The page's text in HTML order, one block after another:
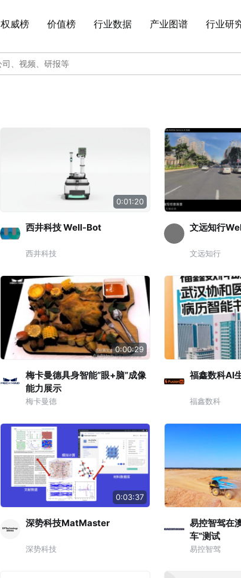
权威榜 价值榜 行业数据 产业图谱 行业研
0:01:20
西井科技 Well-Bot
西井科技
文远知行
文远知行
0:00:29
梅卡曼德具身智能“眼+脑”成像
能力展示
梅卡曼德
福鑫数科AI
福鑫数科
0:03:37
深势科技MatMaster
深势科技
易控智驾在
车”测试
易控智驾